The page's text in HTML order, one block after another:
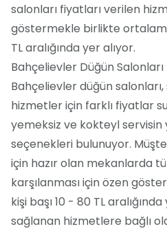
salonları fiyatları verilen
göstermekle birlikte
TL aralığında yer alıyor.
Bahçelievler Düğün Salonları
Bahçelievler düğün
hizmetler için farklı fiyatlar
yemeksiz ve kokteyl servisin
seçenekleri bulunuyor.
için hazır olan mekanlarda
karşılanması için özen
kişi başı 10 - 80 TL
sağlanan hizmetlere bağlı